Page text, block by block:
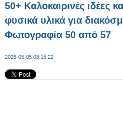
50+ Καλοκαιρινές ιδέες
φυσικά υλικά για
Φωτογραφία 50 από 57
2025-05-05 08:15:22